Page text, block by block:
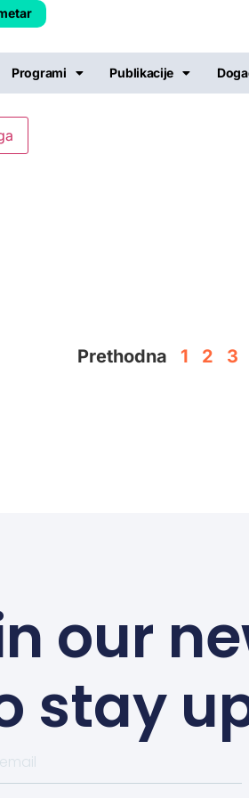
Programi Publikacije
Prethodna 1 2 3
our
stay